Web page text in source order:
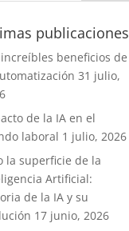
publicaciones
increíbles beneficios de
31 julio,
de la IA en el
laboral 1 julio, 2026
la superficie de la
Artificial:
de la IA y su
17 junio, 2026